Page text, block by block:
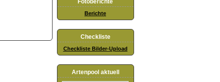
Fotoberichte
Berichte
Checkliste
Checkliste Bilder-Upload
Artenpool aktuell